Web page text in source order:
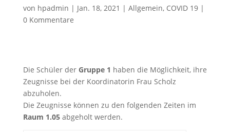
von hpadmin | Jan. 18, 2021 | Allgemein, COVID 19|
0 Kommentare
Die Schüler der Gruppe 1 haben die Möglichkeit, ihre
Zeugnisse bei der Koordinatorin Frau Scholz
abzuholen.
Die Zeugnisse können zu den folgenden Zeiten im
Raum 1.05abgeholt werden.